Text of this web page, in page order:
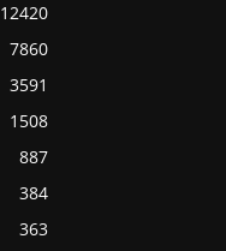
12420
7860
3591
1508
887
384
363